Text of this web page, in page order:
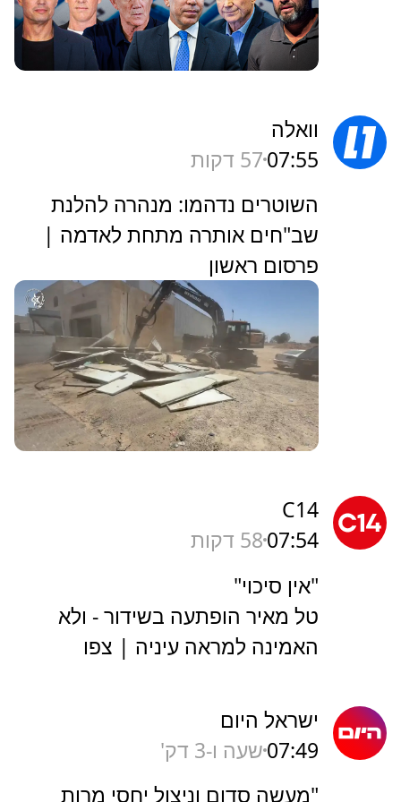
וואלה
07:5557 דקות
השוטרים נדהמו: מנהרה להלנת
שב"חים אותרה מתחת לאדמה |
פרסום ראשון
C14
07:5458 דקות
"אין סיכוי"
טל מאיר הופתעה בשידור - ולא
האמינה למראה עיניה | צפו
ישראל היום
07:49שעה ו-3 דק'
"מעשה סדום וניצול יחסי מרות